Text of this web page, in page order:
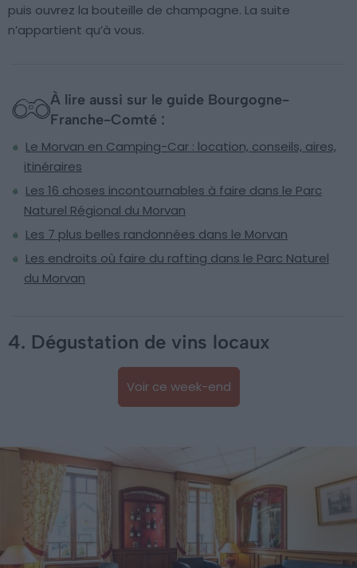
puis ouvrez la bouteille de champagne. La suite
n’appartient qu’à vous.
À lire aussi sur le guide Bourgogne-
Franche-Comté :
Le Morvan en Camping-Car : location, conseils, aires,
itinéraires
Les 16 choses incontournables à faire dans le Parc
Naturel Régional du Morvan
Les 7 plus belles randonnées dans le Morvan
Les endroits où faire du rafting dans le Parc Naturel
du Morvan
4. Dégustation de vins locaux
Voir ce week-end